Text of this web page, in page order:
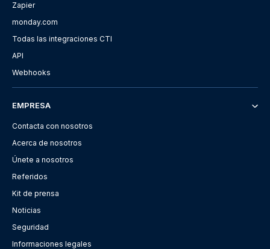
Zapier
monday.com
Todas las integraciones CTI
API
Webhooks
EMPRESA
Contacta con nosotros
Acerca de nosotros
Únete a nosotros
Referidos
Kit de prensa
Noticias
Seguridad
Informaciones legales